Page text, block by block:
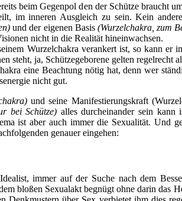
beim Gegenpol den der Schütze braucht
im inneren Ausgleich zu sein. Kein
und der eigenen Basis (Wurzelchakra, zum
nicht in die Realität hineinwachsen.
Wurzelchakra verankert ist, so kann er
steht, ja, Schützegeborene gelten regelrecht
eine Beachtung nötig hat, denn wer
nicht gut.
und seine Manifestierungskraft
bei Schütze) alles durcheinander sein
ist aber auch immer die Sexualität. Und
genauer eingehen:
immer auf der Suche nach dem
bloßen Sexualakt begnügt ohne darin das